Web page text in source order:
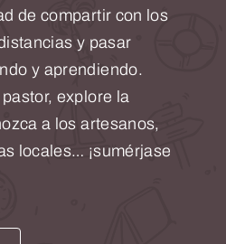
de compartir con los
y pasar
y aprendiendo.
explore la
a los artesanos,
locales… ¡sumérjase